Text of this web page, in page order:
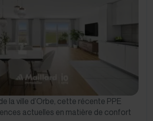
la ville d’Orbe, cette récente PPE
actuelles en matière de confort